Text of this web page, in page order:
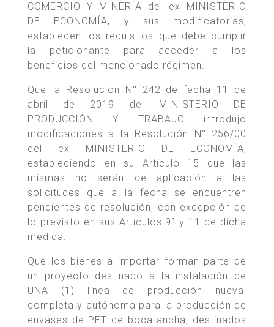
COMERCIO Y MINERÍA del ex MINISTERIO
DE ECONOMÍA, y sus modificatorias,
establecen los requisitos que debe cumplir
la peticionante para acceder a los
beneficios del mencionado régimen.
Que la Resolución N° 242 de fecha 11 de
abril de 2019 del MINISTERIO DE
PRODUCCIÓN Y TRABAJO introdujo
modificaciones a la Resolución N° 256/00
del ex MINISTERIO DE ECONOMÍA,
estableciendo en su Artículo 15 que las
mismas no serán de aplicación a las
solicitudes que a la fecha se encuentren
pendientes de resolución, con excepción de
lo previsto en sus Artículos 9° y 11 de dicha
medida.
Que los bienes a importar forman parte de
un proyecto destinado a la instalación de
UNA (1) línea de producción nueva,
completa y autónoma para la producción de
envases de PET de boca ancha, destinados